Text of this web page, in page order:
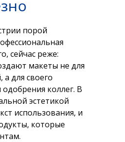
порой
сейчас реже:
макеты не для
а для своего
коллег. В
эстетикой
использования, и
которые